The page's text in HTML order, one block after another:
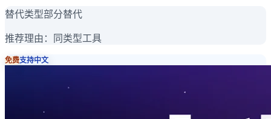
替代类型部分替代
推荐理由： 同类型工具
免费支持中文